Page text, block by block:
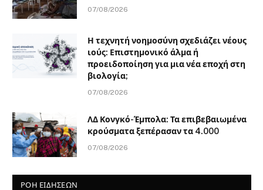
07/08/2026
Η τεχνητή νοημοσύνη σχεδιάζει νέους
ιούς: Επιστημονικό άλμα ή
προειδοποίηση για μια νέα εποχή στη
βιολογία;
07/08/2026
ΛΔ Κονγκό-Έμπολα: Τα επιβεβαιωμένα
κρούσματα ξεπέρασαν τα 4.000
07/08/2026
ΡΟΗ ΕΙΔΗΣΕΩΝ